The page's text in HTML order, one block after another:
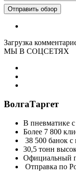
Загрузка
МЫ В СОЦСЕТЯХ
ВолгаТаргет
В пневматике с
Более 7 800
38 500 банок
30,5 тонн
Официальный
Отправка по